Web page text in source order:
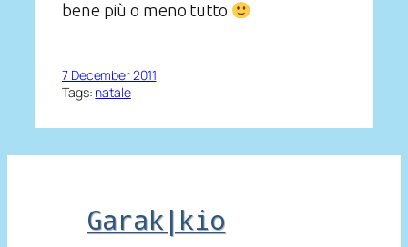
bene più o meno tutto
7 December 2011
Tags: natale
Garak|kio